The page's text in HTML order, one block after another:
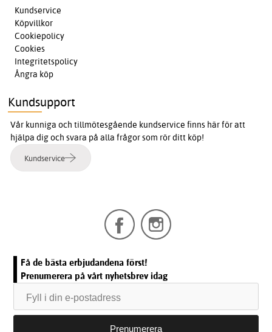
Kundservice
Köpvillkor
Cookiepolicy
Cookies
Integritetspolicy
Ångra köp
Kundsupport
Vår kunniga och tillmötesgående kundservice finns här för att
hjälpa dig och svara på alla frågor som rör ditt köp!
Kundservice
Få de bästa erbjudandena först!
Prenumerera på vårt nyhetsbrev idag